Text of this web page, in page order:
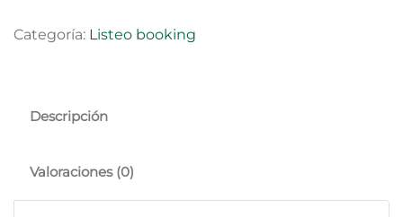
Categoría: Listeo booking
Descripción
Valoraciones (0)